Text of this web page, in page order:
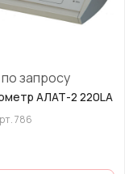
запросу
АЛАТ-2 220LA
786